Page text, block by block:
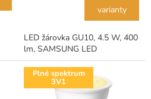
varianty
LED žárovka GU10, 4.5 W, 400
lm, SAMSUNG LED
Plné spektrum
3V1